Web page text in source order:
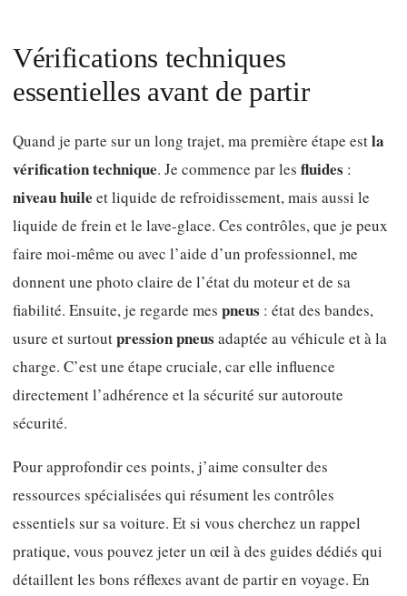
Vérifications techniques
essentielles avant de partir
Quand je parte sur un long trajet, ma première étape estla
vérification technique. Je commence par les fluides :
niveau huile et liquide de refroidissement, mais aussi le
liquide de frein et le lave-glace. Ces contrôles, que je peux
faire moi-même ou avec l’aide d’un professionnel, me
donnent une photo claire de l’état du moteur et de sa
fiabilité. Ensuite, je regarde mes pneus : état des bandes,
usure et surtoutpression pneus adaptée au véhicule et à la
charge. C’est une étape cruciale, car elle influence
directement l’adhérence et la sécurité sur autoroute
sécurité.
Pour approfondir ces points, j’aime consulter des
ressources spécialisées qui résument les contrôles
essentiels sur sa voiture. Et si vous cherchez un rappel
pratique, vous pouvez jeter un œil à des guides dédiés qui
détaillent les bons réflexes avant de partir en voyage. En